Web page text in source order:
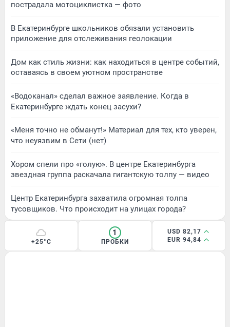
пострадала мотоциклистка — фото
В Екатеринбурге школьников обязали установить
приложение для отслеживания геолокации
Дом как стиль жизни: как находиться в центре событий,
оставаясь в своем уютном пространстве
«Водоканал» сделал важное заявление. Когда в
Екатеринбурге ждать конец засухи?
«Меня точно не обманут!» Материал для тех, кто уверен,
что неуязвим в Сети (нет)
Хором спели про «голую». В центре Екатеринбурга
звездная группа раскачала гигантскую толпу — видео
Центр Екатеринбурга захватила огромная толпа
тусовщиков. Что происходит на улицах города?
+25°C
1
ПРОБКИ
USD 82,17
EUR 94,84